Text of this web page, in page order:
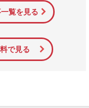
覧を見る
で見る